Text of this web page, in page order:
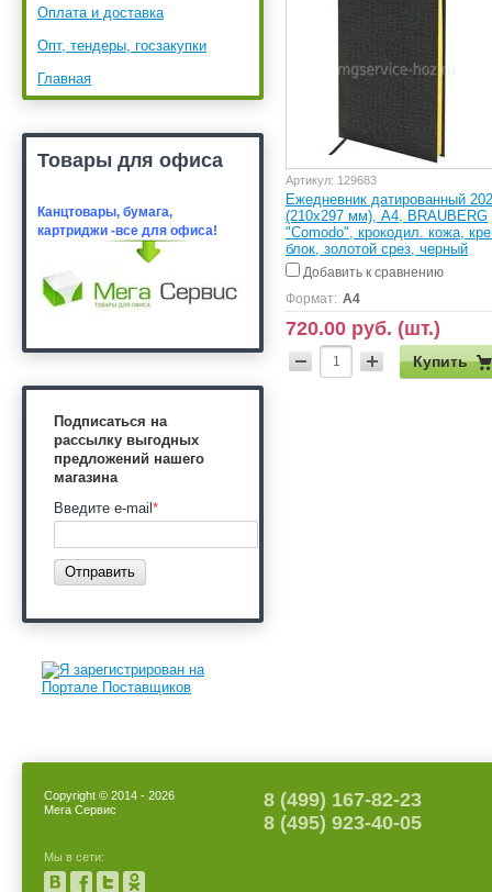
Оплата и доставка
Опт, тендеры, госзакупки
Главная
Товары для офиса
Канцтовары, бумага,
картриджи -все для офиса!
Подписаться на
рассылку выгодных
предложений нашего
магазина
Введите e-mail *
Отправить
Артикул: 129683
Ежедневник датированный
(210х297 мм), А4, BRAUBERG
"Comodo", крокодил. кожа,
блок, золотой срез, черный
Добавить к сравнению
Формат: А4
720.00 руб. (шт.)
Купить
Copyright © 2014 - 2026
Мега Сервис
Мы в сети:
8 (499) 167-82-23
8 (495) 923-40-05